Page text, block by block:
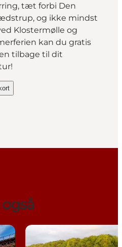
tæt forbi Den
og ikke mindst
Klostermølle og
kan du gratis
tilbage til dit
Gudenåen"
langs Gudenåen on_map
også